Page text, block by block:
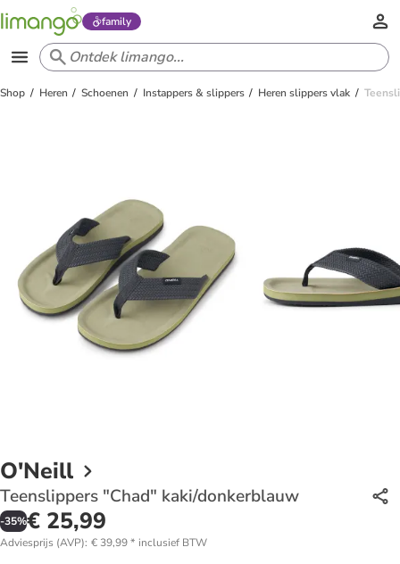
family
Shop Heren Schoenen Instappers & slippers Heren slippers vlak
O'Neill
Teenslippers "Chad" kaki/donkerblauw
-35%€ 25,99
Adviesprijs (AVP): € 39,99* inclusief BTW